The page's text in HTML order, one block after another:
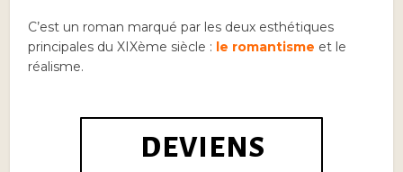
C’est un roman marqué par les deux esthétiques
principales du XIXème siècle : le romantisme et le
réalisme.
DEVIENS